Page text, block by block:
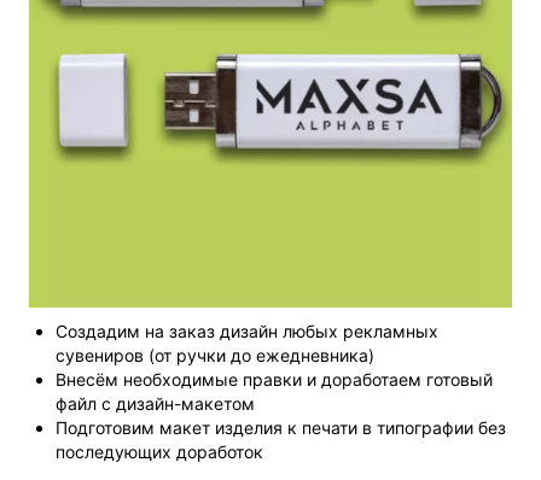
+7 (495) 021-35-77
+7 (977) 793-64-81
Москва, Холодильный пер., 3к1с3, под. 6,
офис 404
Оставить заявку
Создадим на заказ дизайн любых рекламных
сувениров (от ручки до ежедневника)
Внесём необходимые правки и доработаем готовый
файл с дизайн-макетом
Подготовим макет изделия к печати в типографии без
последующих доработок